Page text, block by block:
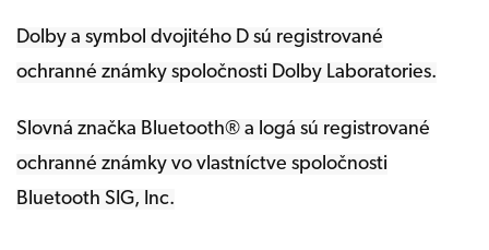
Dolby a symbol dvojitého D sú registrované
ochranné známky spoločnosti Dolby Laboratories.
Slovná značka Bluetooth® a logá sú registrované
ochranné známky vo vlastníctve spoločnosti
Bluetooth SIG, Inc.